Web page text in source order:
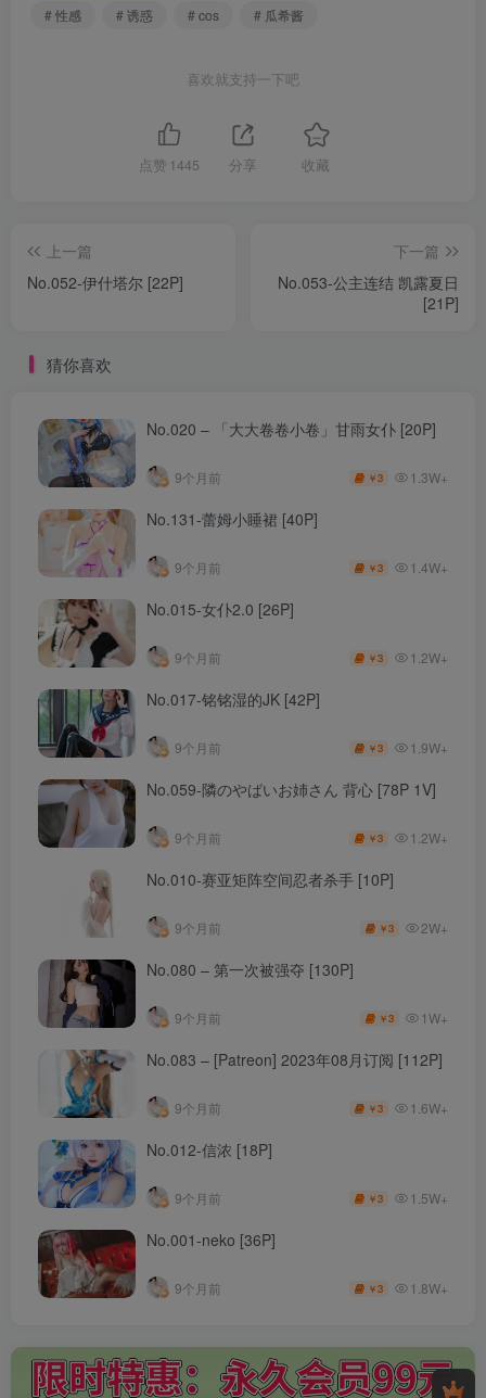
# 性感
# 诱惑 # cos # 瓜希酱
喜欢就支持一下吧
点赞 1445 分享 收藏
上一篇
No.052-伊什塔尔 [22P]
下一篇
No.053-公主连结 凯露夏日
[21P]
猜你喜欢
No.020 – 「大大卷卷小卷」甘雨女仆 [20P]
9个月前 ￥3 1.3W+
No.131-蕾姆小睡裙 [40P]
9个月前 ￥3 1.4W+
No.015-女仆2.0 [26P]
9个月前 ￥3 1.2W+
No.017-铭铭湿的JK [42P]
9个月前 ￥3 1.9W+
No.059-隣のやばいお姉さん 背心 [78P 1V]
9个月前 ￥3 1.2W+
No.010-赛亚矩阵空间忍者杀手 [10P]
9个月前 ￥3 2W+
No.080 – 第一次被强夺 [130P]
9个月前 ￥3 1W+
No.083 – [Patreon] 2023年08月订阅 [112P]
9个月前 ￥3 1.6W+
No.012-信浓 [18P]
9个月前 ￥3 1.5W+
No.001-neko [36P]
9个月前 ￥3 1.8W+